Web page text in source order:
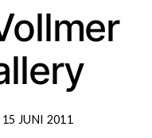
15 JUNI 2011